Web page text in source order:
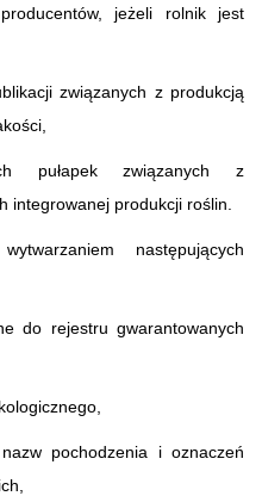
jeżeli rolnik jest
związanych z produkcją
pułapek związanych z
integrowanej produkcji roślin.
następujących
do rejestru gwarantowanych
pochodzenia i oznaczeń